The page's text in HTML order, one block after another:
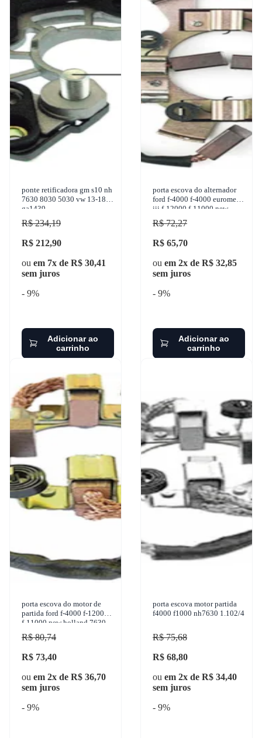
ponte retificadora gm s10 nh
7630 8030 5030 vw 13-180
ga1439
R$ 234,19
R$ 212,90
ou em 7x de R$ 30,41
sem juros
- 9%
Adicionar ao
carrinho
porta escova do alternador
ford f-4000 f-4000 euromec
iii f-12000 f-11000 new
holland 7630 1950-2011
sulcarbon - a-111-1
R$ 72,27
R$ 65,70
ou em 2x de R$ 32,85
sem juros
- 9%
Adicionar ao
carrinho
porta escova do motor de
partida ford f-4000 f-12000
f-11000 new holland 7630
vw 7-90s 1950-2011 unifap -
1.111/
R$ 80,74
R$ 73,40
ou em 2x de R$ 36,70
sem juros
- 9%
porta escova motor partida
f4000 f1000 nh7630 1.102/4
R$ 75,68
R$ 68,80
ou em 2x de R$ 34,40
sem juros
- 9%